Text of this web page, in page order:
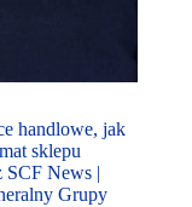
handlowe, jak
sklepu
SCF News |
Grupy